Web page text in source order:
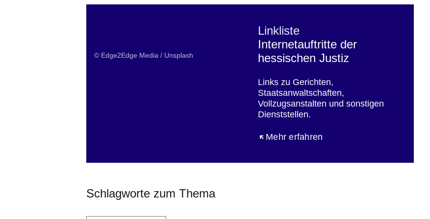
© Edge2Edge Media / Unsplash
Linkliste
Internetauftritte der
hessischen Justiz
Links zu Gerichten,
Staatsanwaltschaften,
Vollzugsanstalten und sonstigen
Dienststellen.
Mehr erfahren
Öffnet sich in einem neuen Fenster
Schlagworte zum Thema